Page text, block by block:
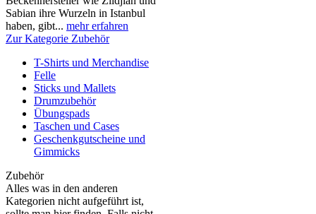
Sabian ihre Wurzeln in Istanbul
haben, gibt... mehr erfahren
Zur Kategorie Zubehör
T-Shirts und Merchandise
Felle
Sticks und Mallets
Drumzubehör
Übungspads
Taschen und Cases
Geschenkgutscheine und
Gimmicks
Zubehör
Alles was in den anderen
Kategorien nicht aufgeführt ist,